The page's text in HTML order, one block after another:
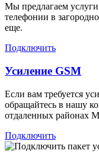
Мы предлагаем
телефонии в
еще.
Подключить
Усиление GSM
Если вам требуется
обращайтесь в нашу
отдаленных районах
Подключить